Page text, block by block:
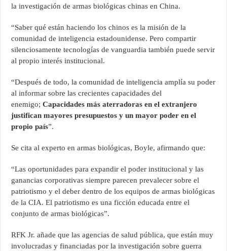
la investigación de armas biológicas chinas en China.
“Saber qué están haciendo los chinos es la misión de la
comunidad de inteligencia estadounidense. Pero compartir
silenciosamente tecnologías de vanguardia también puede servir
al propio interés institucional.
“Después de todo, la comunidad de inteligencia amplía su poder
al informar sobre las crecientes capacidades del
enemigo;Capacidades más aterradoras en el extranjero
justifican mayores presupuestos y un mayor poder en el
propio país”.
Se cita al experto en armas biológicas, Boyle, afirmando que:
“Las oportunidades para expandir el poder institucional y las
ganancias corporativas siempre parecen prevalecer sobre el
patriotismo y el deber dentro de los equipos de armas biológicas
de la CIA. El patriotismo es una ficción educada entre el
conjunto de armas biológicas”.
RFK Jr. añade que las agencias de salud pública, que están muy
involucradas y financiadas por la investigación sobre guerra